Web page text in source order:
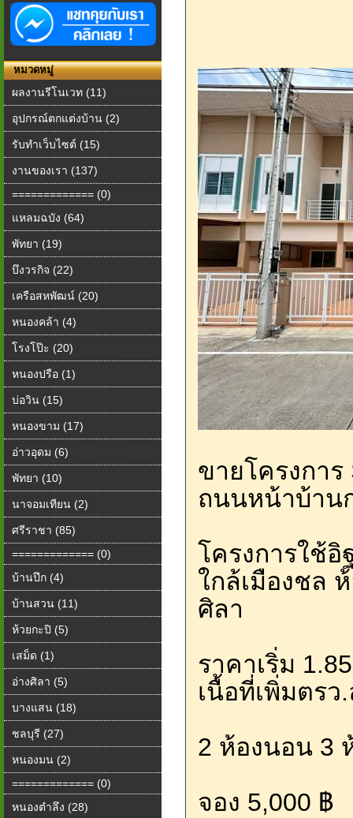
หมวดหมู่
ผลงานรีโนเวท (11)
อุปกรณ์ตกแต่งบ้าน (2)
รับทำเว็บไซต์ (15)
งานของเรา (137)
============= (0)
แหลมฉบัง (64)
พัทยา (19)
บึงวรกิจ (22)
เครือสหพัฒน์ (20)
หนองคล้า (4)
โรงโป๊ะ (20)
หนองปรือ (1)
บ่อวิน (15)
หนองขาม (17)
อ่าวอุดม (6)
พัทยา (10)
นาจอมเทียน (2)
ศรีราชา (85)
============= (0)
บ้านปึก (4)
บ้านสวน (11)
ห้วยกะปิ (5)
เสม็ด (1)
อ่างศิลา (5)
บางแสน (18)
ชลบุรี (27)
หนองมน (2)
============= (0)
หนองตำลึง (28)
ขายโครงการ
ถนนหน้าบ้าน
โครงการใช้อิ
ใกล้เมืองชล
ศิลา
ราคาเริ่ม
เนื้อที่เพิ่มตรว
2 ห้องนอน 3
จอง 5,000 ฿